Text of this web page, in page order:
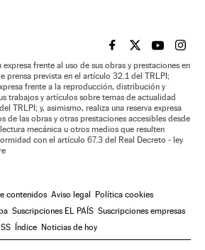
EL PAÍS BRASIL EN
EL PAÍSEL PAÍS
EL
frente al uso de sus obras y prestaciones en
prensa prevista en el artículo 32.1 del TRLPI;
frente a la reproducción, distribución y
trabajos y artículos sobre temas de actualidad
TRLPI; y, asimismo, realiza una reserva expresa
de las obras y otras prestaciones accesibles desde
mecánica u otros medios que resulten
con el artículo 67.3 del Real Decreto - ley
contenidos Aviso legal Política cookies
Suscripciones EL PAÍS Suscripciones empresas
Índice Noticias de hoy